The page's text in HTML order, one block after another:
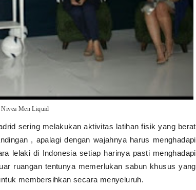
Nivea Men Liquid
sering melakukan aktivitas latihan fisik yang berat
, apalagi dengan wajahnya harus menghadapi
lelaki di Indonesia setiap harinya pasti menghadapi
ruangan tentunya memerlukan sabun khusus yang
membersihkan secara menyeluruh.